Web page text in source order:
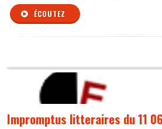
ÉCOUTEZ
Impromptus litteraires du 11